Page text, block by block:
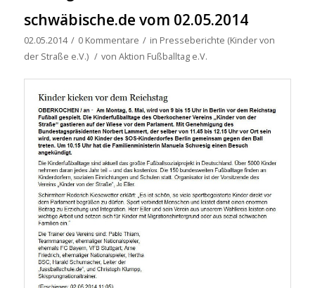
schwäbische.de vom 02.05.2014
02.05.2014 / 0 Kommentare / in Presseberichte (Kinder von
der Straße e.V.) / von Aktion Fußballtag e.V.